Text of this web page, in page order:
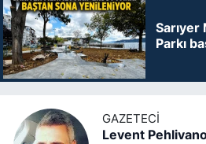
Parkı
GAZETECI
Levent